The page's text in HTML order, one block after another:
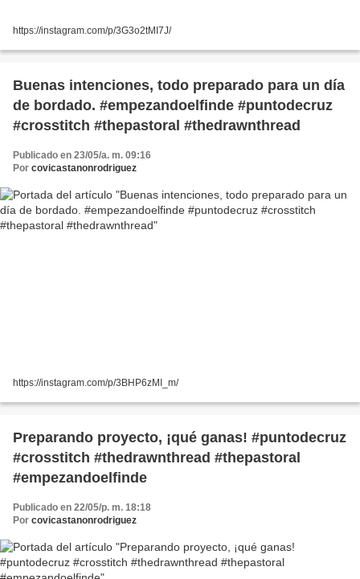
https://instagram.com/p/3G3o2tMI7J/
Buenas intenciones, todo preparado para un día
de bordado. #empezandoelfinde #puntodecruz
#crosstitch #thepastoral #thedrawnthread
Publicado en 23/05/a. m. 09:16
Por covicastanonrodriguez
https://instagram.com/p/3BHP6zMI_m/
Preparando proyecto, ¡qué ganas! #puntodecruz
#crosstitch #thedrawnthread #thepastoral
#empezandoelfinde
Publicado en 22/05/p. m. 18:18
Por covicastanonrodriguez